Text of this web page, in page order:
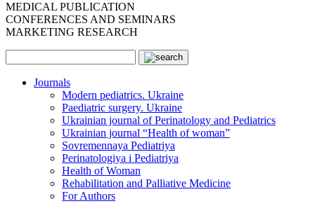
MEDICAL PUBLICATION
CONFERENCES AND SEMINARS
MARKETING RESEARCH
Journals
Modern pediatrics. Ukraine
Paediatric surgery. Ukraine
Ukrainian journal of Perinatology and Pediatrics
Ukrainian journal “Health of woman”
Sovremennaya Pediatriya
Perinatologiya i Pediatriya
Health of Woman
Rehabilitation and Palliative Medicine
For Authors